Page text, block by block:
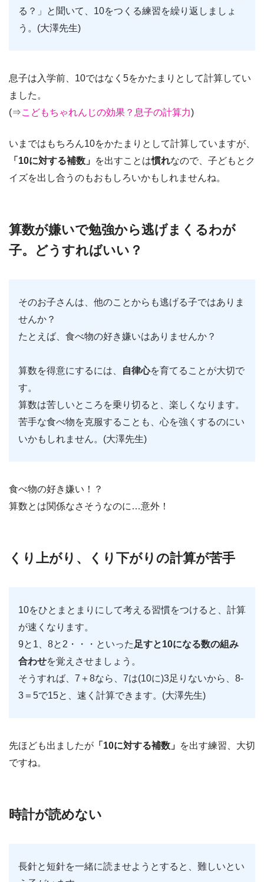
る？」と聞いて、10をつくる練習を繰り返しましょ
う。(大澤先生)
息子は入学前、10ではなく5をかたまりとして計算してい
ました。
(⇒こどもちゃれんじの効果？息子の計算力)
いまではもちろん10をかたまりとして計算していますが、
「10に対する補数」 を出すことは慣れなので、子どもとク
イズを出し合うのもおもしろいかもしれませんね。
算数が嫌いで勉強から逃げまくるわが
子。どうすればいい？
そのお子さんは、他のことからも逃げる子ではありま
せんか？
たとえば、食べ物の好き嫌いはありませんか？
算数を得意にするには、 自律心を育てることが大切で
す。
算数は苦しいところを乗り切ると、楽しくなります。
苦手な食べ物を克服することも、心を強くするのにい
いかもしれません。(大澤先生)
食べ物の好き嫌い！？
算数とは関係なさそうなのに…意外！
くり上がり、くり下がりの計算が苦手
10をひとまとまりにして考える習慣をつけると、計算
が速くなります。
9と1、8と2・・・といった 足すと10になる数の組み
合わせを覚えさせましょう。
そうすれば、7＋8なら、7は(10に)3足りないから、8‐
3＝5で15と、速く計算できます。(大澤先生)
先ほども出ましたが 「10に対する補数」 を出す練習、大切
ですね。
時計が読めない
長針と短針を一緒に読ませようとすると、難しいとい